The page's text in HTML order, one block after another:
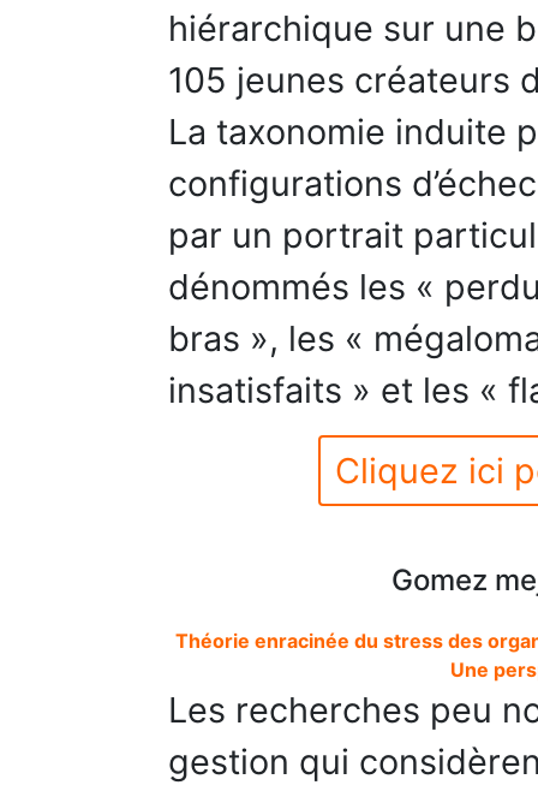
hiérarchique sur une
105 jeunes créateurs
La taxonomie induite
configurations
par un portrait
dénommés les «
bras », les «
insatisfaits » et les «
Cliquez ici
Gomez
Théorie enracinée du stress des
Une
Les recherches peu
gestion qui